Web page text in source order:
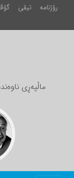
رۆژنامە تیڤی
ماڵپەڕی